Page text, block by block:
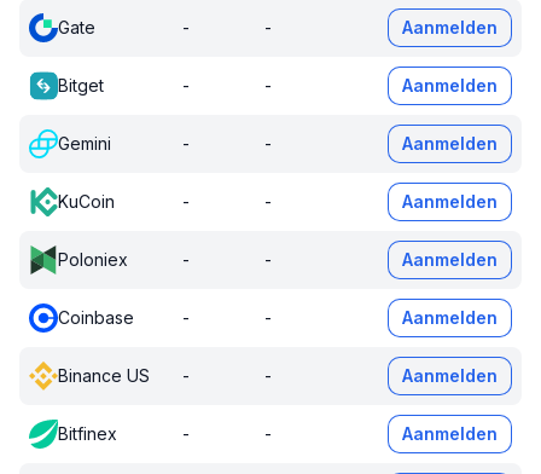
Gate - - Aanmelden
Bitget - - Aanmelden
Gemini - - Aanmelden
KuCoin - - Aanmelden
Poloniex - - Aanmelden
Coinbase - - Aanmelden
Binance US - - Aanmelden
Bitfinex - - Aanmelden